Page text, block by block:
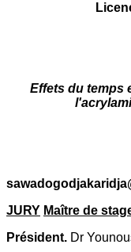
Effets du temps
JURY Maître de
Président. Dr